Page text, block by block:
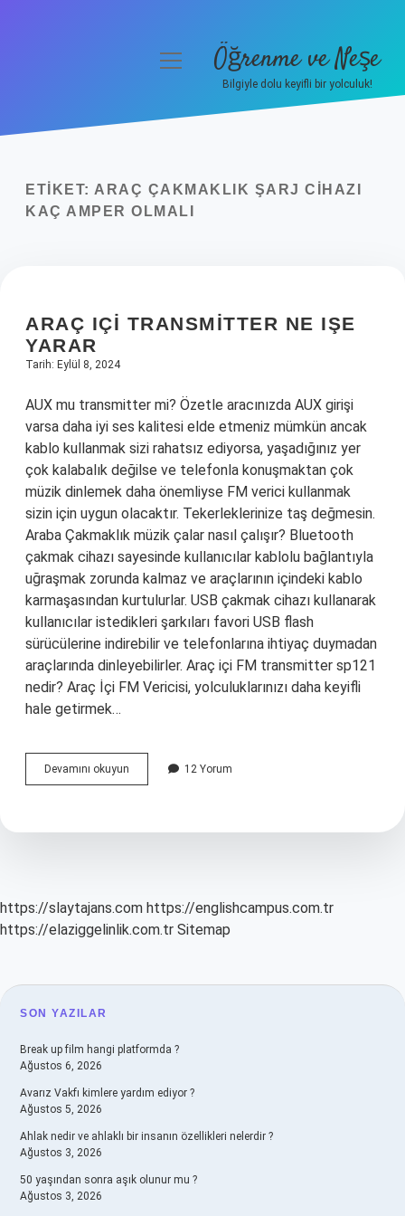
Yasal Uyarı
menüyüÖğrenme ve Neşe
Bilgiyle dolu keyifli bir yolculuk!
ETIKET: ARAÇ ÇAKMAKLIK ŞARJ CIHAZI
KAÇ AMPER OLMALI
ARAÇ IÇI TRANSMITTER NE IŞE
YARAR
Tarih: Eylül 8, 2024
AUX mu transmitter mi? Özetle aracınızda AUX girişi
varsa daha iyi ses kalitesi elde etmeniz mümkün ancak
kablo kullanmak sizi rahatsız ediyorsa, yaşadığınız yer
çok kalabalık değilse ve telefonla konuşmaktan çok
müzik dinlemek daha önemliyse FM verici kullanmak
sizin için uygun olacaktır. Tekerleklerinize taş değmesin.
Araba Çakmaklık müzik çalar nasıl çalışır? Bluetooth
çakmak cihazı sayesinde kullanıcılar kablolu bağlantıyla
uğraşmak zorunda kalmaz ve araçlarının içindeki kablo
karmaşasından kurtulurlar. USB çakmak cihazı kullanarak
kullanıcılar istedikleri şarkıları favori USB flash
sürücülerine indirebilir ve telefonlarına ihtiyaç duymadan
araçlarında dinleyebilirler. Araç içi FM transmitter sp121
nedir? Araç İçi FM Vericisi, yolculuklarınızı daha keyifli
hale getirmek…
Devamını okuyun
Içi
Işe
12 Yorum
https://slaytajans.com https://englishcampus.com.tr
https://elaziggelinlik.com.tr Sitemap
SIDEBAR
SON YAZILAR
Break up film hangi platformda ?
Ağustos 6, 2026
Avarız Vakfı kimlere yardım ediyor ?
Ağustos 5, 2026
Ahlak nedir ve ahlaklı bir insanın özellikleri nelerdir ?
Ağustos 3, 2026
50 yaşından sonra aşık olunur mu ?
Ağustos 3, 2026